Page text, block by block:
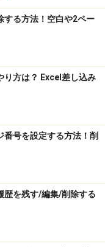
る方法！空白や2ペー
方は？ Excel差し込み
号を設定する方法！削
歴を残す/編集/削除する